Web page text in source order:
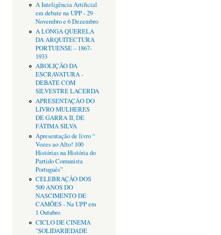
A Inteligência Artificial
em debate na UPP - 29
Novembro e 6 Dezembro
A LONGA QUERELA
DA ARQUITECTURA
PORTUENSE – 1867-
1933
ABOLIÇÃO DA
ESCRAVATURA -
DEBATE COM
SILVESTRE LACERDA
APRESENTAÇÂO DO
LIVRO MULHERES
DE GARRA II, DE
FÁTIMA SILVA
Apresentação de livro “
Vozes ao Alto! 100
Histórias na História do
Partido Comunista
Português”
CELEBRAÇÃO DOS
500 ANOS DO
NASCIMENTO DE
CAMÕES - Na UPP em
1 Outubro
CICLO DE CINEMA
"SOLIDARIEDADE